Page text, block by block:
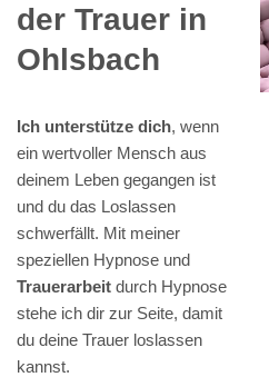
der Trauer in
Ohlsbach
Ich unterstütze dich, wenn
ein wertvoller Mensch aus
deinem Leben gegangen ist
und du das Loslassen
schwerfällt. Mit meiner
speziellen Hypnose und
Trauerarbeit durch Hypnose
stehe ich dir zur Seite, damit
du deine Trauer loslassen
kannst.